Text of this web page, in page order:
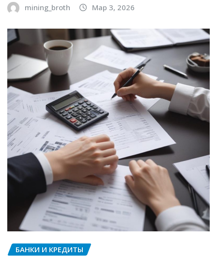
mining_broth Мар 3, 2026
БАНКИ И КРЕДИТЫ